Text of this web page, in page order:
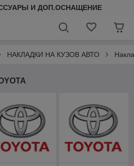
И ДОП.ОСНАЩЕНИЕ
НАКЛАДКИ НА КУЗОВ АВТО